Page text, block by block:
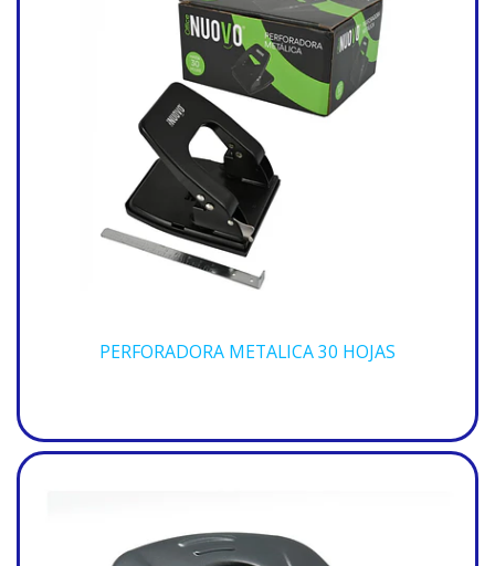
PERFORADORA METALICA 30 HOJAS